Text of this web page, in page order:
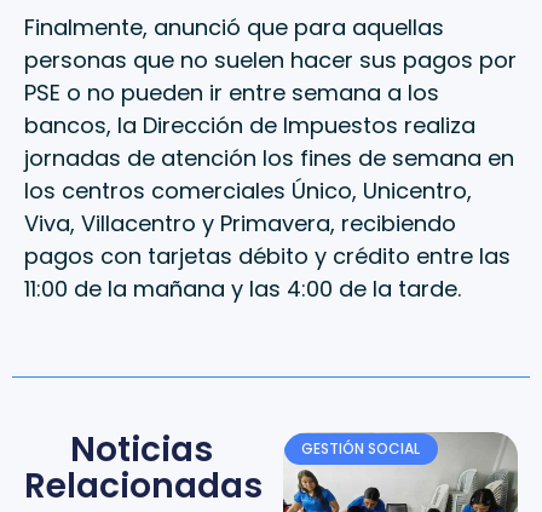
Finalmente, anunció que para aquellas
personas que no suelen hacer sus pagos por
PSE o no pueden ir entre semana a los
bancos, la Dirección de Impuestos realiza
jornadas de atención los fines de semana en
los centros comerciales Único, Unicentro,
Viva, Villacentro y Primavera, recibiendo
pagos con tarjetas débito y crédito entre las
11:00 de la mañana y las 4:00 de la tarde.
Noticias
Relacionadas
GESTIÓN SOCIAL